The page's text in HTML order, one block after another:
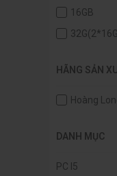
16GB
HÃNG SẢN
Hoàng
DANH MỤC
PC I5